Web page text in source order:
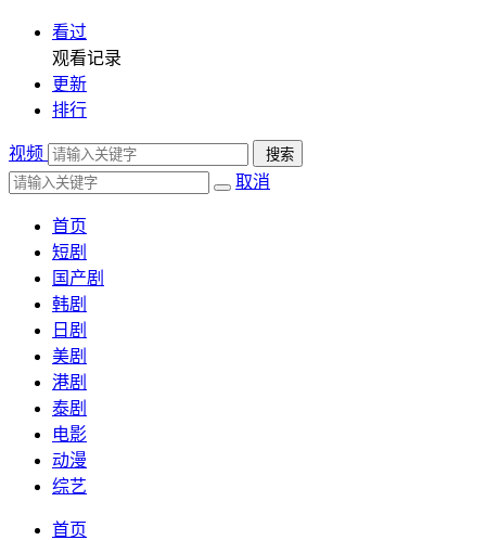
看过
观看记录
更新
排行
视频 搜索
取消
首页
短剧
国产剧
韩剧
日剧
美剧
港剧
泰剧
电影
动漫
综艺
首页